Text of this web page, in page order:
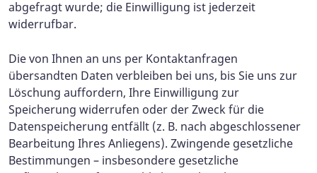
abgefragt wurde; die Einwilligung ist jederzeit
widerrufbar.
Die von Ihnen an uns per Kontaktanfragen
übersandten Daten verbleiben bei uns, bis Sie uns zur
Löschung auffordern, Ihre Einwilligung zur
Speicherung widerrufen oder der Zweck für die
Datenspeicherung entfällt (z. B. nach abgeschlossener
Bearbeitung Ihres Anliegens). Zwingende gesetzliche
Bestimmungen – insbesondere gesetzliche